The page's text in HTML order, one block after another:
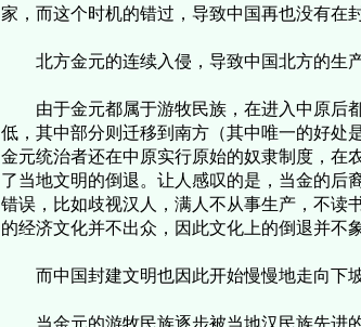
家，而这个时机的错过，导致中国再也没有在
北方金元的连续入侵，导致中国北方的生产
由于金元都属于游牧民族，在进入中原后
低，其中部分则迁移到南方（其中唯一的好处
金元统治者还在中原实行原始的奴隶制度，在
了当地文明的倒退。让人感叹的是，当金的后
错误，比如歧视汉人，满人不从事生产，不读
的经济文化并不出众，因此文化上的倒退并不
而中国封建文明也因此开始慢慢地走向下坡
当金元的游牧民族逐步被当地汉民族先进